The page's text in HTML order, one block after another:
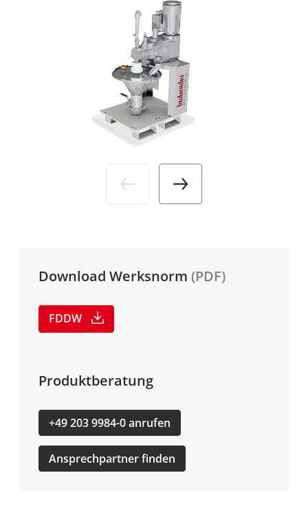
Download Werksnorm (PDF)
FDDW
Produktberatung
+49 203 9984-0 anrufen
Ansprechpartner finden
Branchen
Unternehmen
Kontakt
Aktuelles